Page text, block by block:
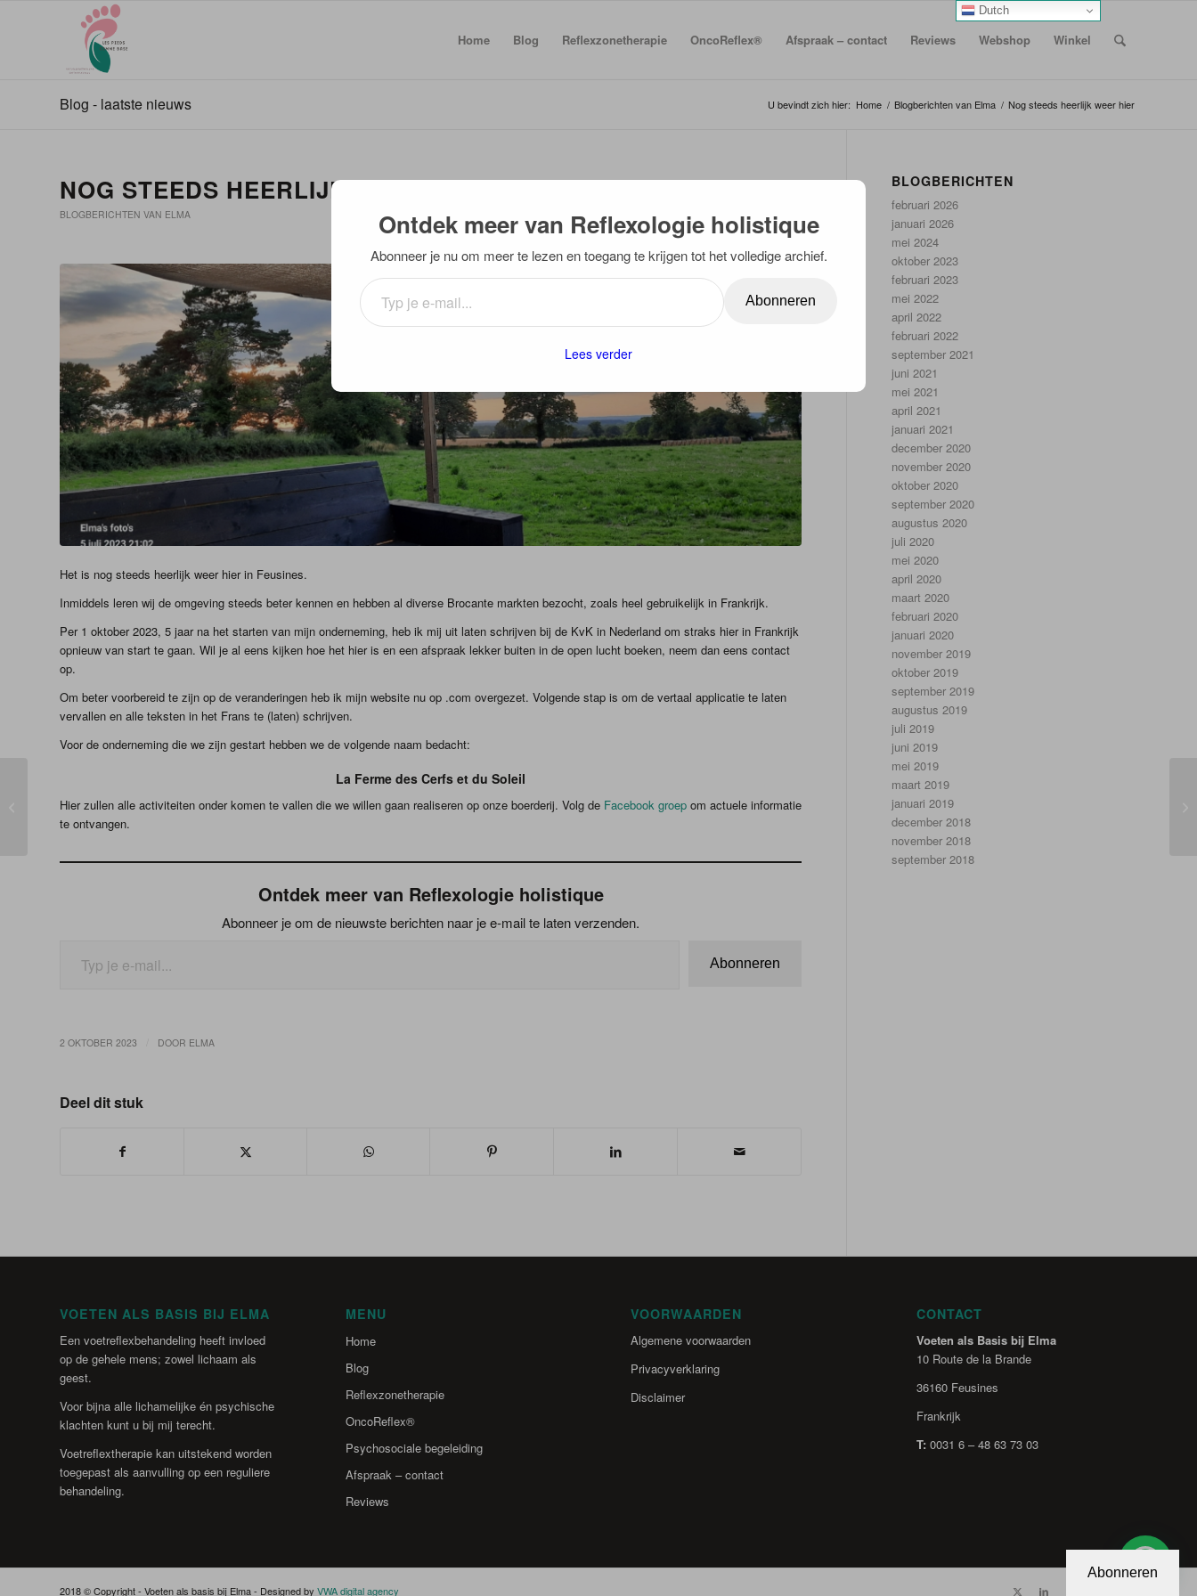
Home Blog Reflexzonetherapie OncoReflex® Afspraak – contact Reviews Webshop Winkel
Blog - laatste nieuws U bevindt zich hier: Home / Blogberichten van Elma / Nog steeds heerlijk weer hier
NOG STEEDS HEERLIJK WEER HIER
BLOGBERICHTEN VAN ELMA
Het is nog steeds heerlijk weer hier in Feusines.
Inmiddels leren wij de omgeving steeds beter kennen en hebben al diverse Brocante markten bezocht, zoals heel gebruikelijk in Frankrijk.
Per 1 oktober 2023, 5 jaar na het starten van mijn onderneming, heb ik mij uit laten schrijven bij de KvK in Nederland om straks hier in Frankrijk
opnieuw van start te gaan. Wil je al eens kijken hoe het hier is en een afspraak lekker buiten in de open lucht boeken, neem dan eens contact
op.
Om beter voorbereid te zijn op de veranderingen heb ik mijn website nu op .com overgezet. Volgende stap is om de vertaal applicatie te laten
vervallen en alle teksten in het Frans te (laten) schrijven.
Voor de onderneming die we zijn gestart hebben we de volgende naam bedacht:
La Ferme des Cerfs et du Soleil
Hier zullen alle activiteiten onder komen te vallen die we willen gaan realiseren op onze boerderij. Volg de Facebook groep om actuele informatie
te ontvangen.
Ontdek meer van Reflexologie holistique
Abonneer je om de nieuwste berichten naar je e-mail te laten verzenden.
Abonneren
2 OKTOBER 2023 DOOR ELMA
Deel dit stuk
BLOGBERICHTEN
februari 2026
januari 2026
mei 2024
oktober 2023
februari 2023
mei 2022
april 2022
februari 2022
september 2021
juni 2021
mei 2021
april 2021
januari 2021
december 2020
november 2020
oktober 2020
september 2020
augustus 2020
juli 2020
mei 2020
april 2020
maart 2020
februari 2020
januari 2020
november 2019
oktober 2019
september 2019
augustus 2019
juli 2019
juni 2019
mei 2019
maart 2019
januari 2019
december 2018
november 2018
september 2018
VOETEN ALS BASIS BIJ ELMA
Een voetreflexbehandeling heeft invloed
op de gehele mens; zowel lichaam als
geest.
Voor bijna alle lichamelijke én psychische
klachten kunt u bij mij terecht.
Voetreflextherapie kan uitstekend worden
toegepast als aanvulling op een reguliere
behandeling.
MENU
Home
Blog
Reflexzonetherapie
OncoReflex®
Psychosociale begeleiding
Afspraak – contact
Reviews
VOORWAARDEN
Algemene voorwaarden
Privacyverklaring
Disclaimer
CONTACT
Voeten als Basis bij Elma
10 Route de la Brande
36160 Feusines
Frankrijk
T: 0031 6 – 48 63 73 03
2018 © Copyright - Voeten als basis bij Elma - Designed by VWA digital agency
Dromen waarmaken
Dutch
Ontdek meer van Reflexologie holistique
Abonneer je nu om meer te lezen en toegang te krijgen tot het volledige archief.
Abonneren
Lees verder
Abonneren